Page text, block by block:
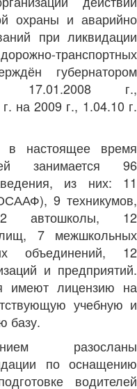
охраны и аварийно
при ликвидации
транспортных
губернатором
17.01.2008 г.,
на 2009 г., 1.04.10 г.
в настоящее время
занимается 96
из них: 11
9 техникумов,
12
7 межшкольных
объединений, 12
и предприятий.
имеют лицензию на
учебную и
базу.
разосланы
по оснащению
водителей